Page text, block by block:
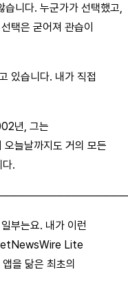
습니다. 누군가가 선택했고,
택은 굳어져 관습이
있습니다. 내가 직접
년, 그는
늘날까지도 거의 모든
.
부는요. 내가 이런
Lite
을 닮은 최초의